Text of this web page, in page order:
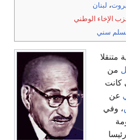
، لبنان
الإخاء الوطني
سني
متنقلا
من
كانت
عن
، وفي